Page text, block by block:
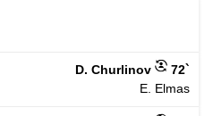
D. Churlinov
72`
E. Elmas